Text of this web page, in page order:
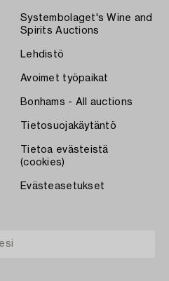
Systembolaget's Wine and
Spirits Auctions
Lehdistö
Avoimet työpaikat
Bonhams - All auctions
Tietosuojakäytäntö
Tietoa evästeistä
(cookies)
Evästeasetukset